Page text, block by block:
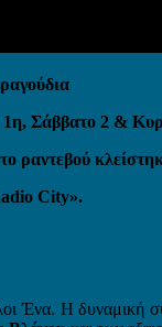
Σάββατο 2 &
ραντεβού
City».
Ένα. Η δυναμική